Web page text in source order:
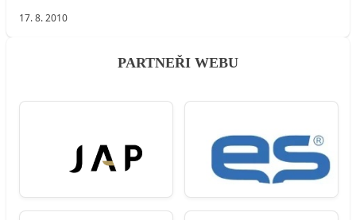
17. 8. 2010
PARTNEŘI WEBU